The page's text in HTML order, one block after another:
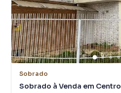
Sobrado
Sobrado à Venda em Centro